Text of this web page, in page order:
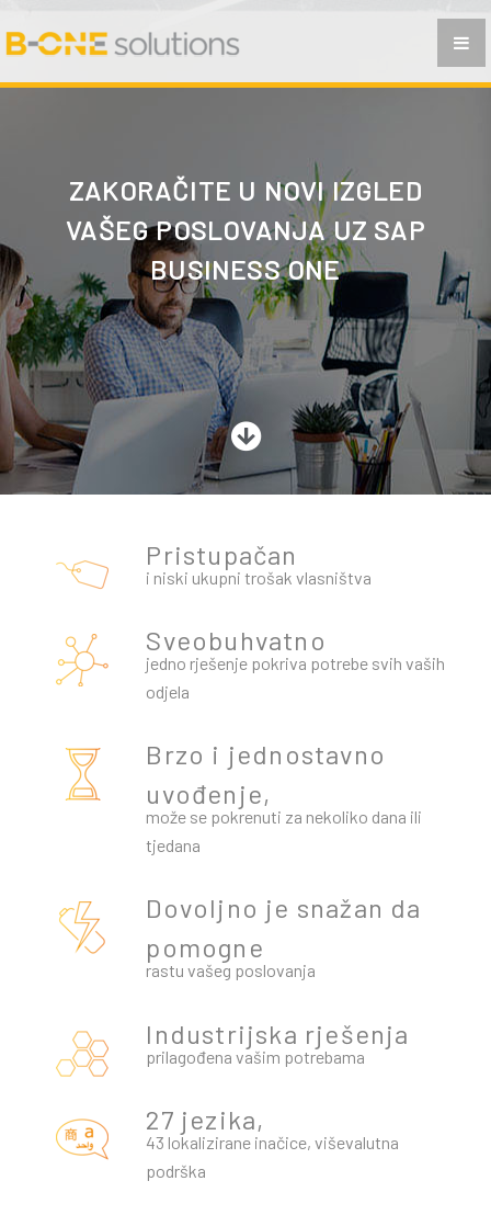
ZAKORAČITE U NOVI IZGLED
VAŠEG POSLOVANJA UZ SAP
BUSINESS ONE
Pristupačan
i niski ukupni trošak vlasništva
Sveobuhvatno
jedno rješenje pokriva potrebe svih vaših
odjela
Brzo i jednostavno
uvođenje,
može se pokrenuti za nekoliko dana ili
tjedana
Dovoljno je snažan da
pomogne
rastu vašeg poslovanja
Industrijska rješenja
prilagođena vašim potrebama
27 jezika,
43 lokalizirane inačice, viševalutna
podrška
POSLOVNA INTELIGENCIJA
KONTAKT
BS
SR
MAK
ENG